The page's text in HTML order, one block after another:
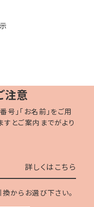
注意
」「お名前」をご用
すとご案内までがより
詳しくはこちら
からお選び下さい。